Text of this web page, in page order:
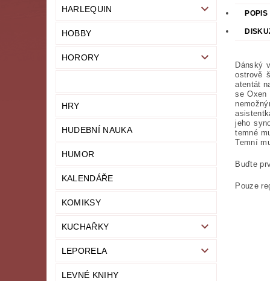
HARLEQUIN
HOBBY
HORORY
HRY
HUDEBNÍ NAUKA
HUMOR
KALENDÁŘE
KOMIKSY
KUCHAŘKY
LEPORELA
LEVNÉ KNIHY
POPIS
Dánský
ostrově
atentát
se Oxen
jeho
temné
Temní
Buďte
Pouze